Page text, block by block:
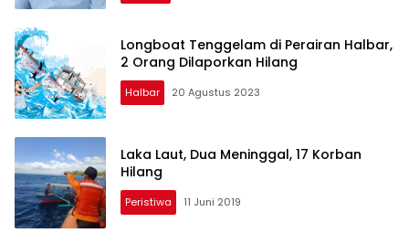
Longboat Tenggelam di Perairan Halbar,
2 Orang Dilaporkan Hilang
Halbar 20 Agustus 2023
Laka Laut, Dua Meninggal, 17 Korban
Hilang
Peristiwa 11 Juni 2019